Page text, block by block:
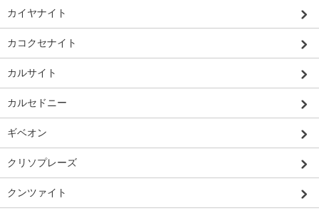
カイヤナイト
カコクセナイト
カルサイト
カルセドニー
ギベオン
クリソプレーズ
クンツァイト